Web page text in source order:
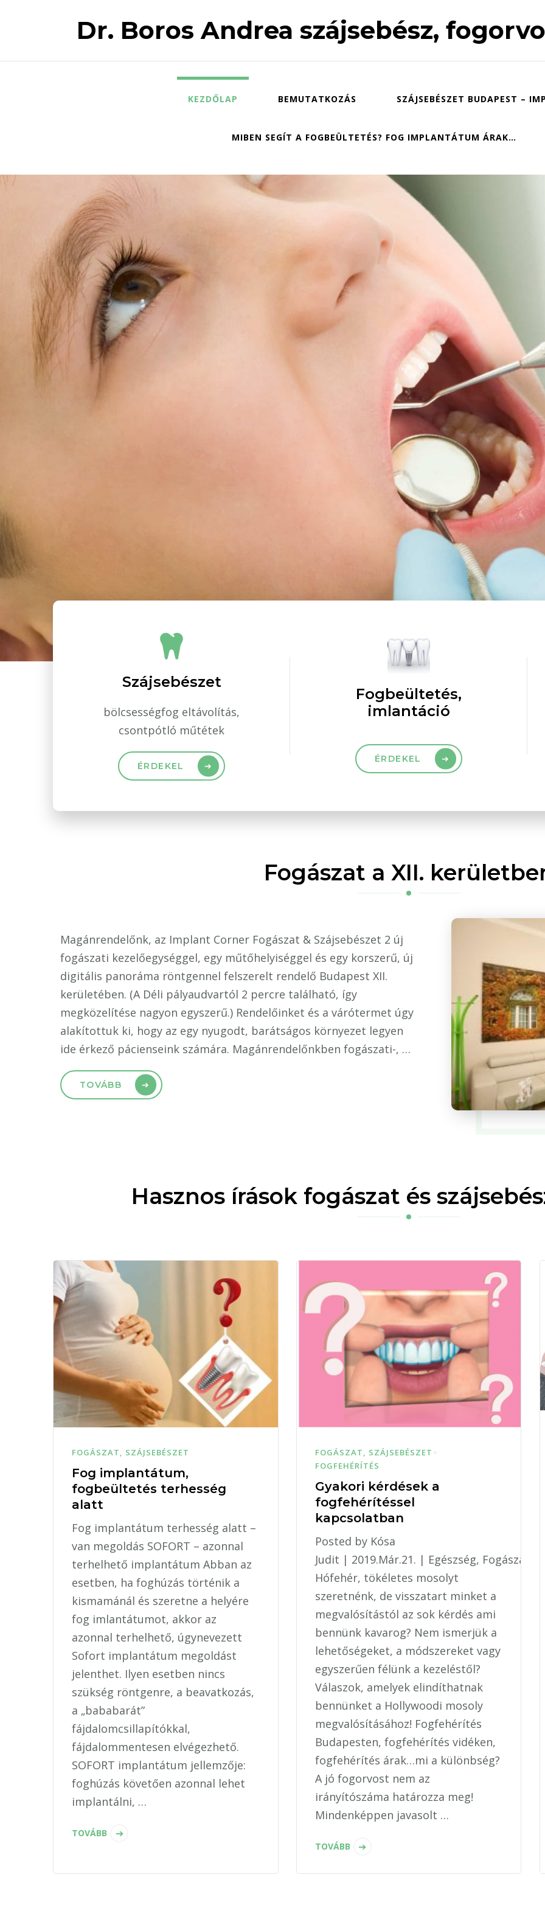
Dr. Boros Andrea szájsebész,
KEZDŐLAP BEMUTATKOZÁS SZÁJSEBÉSZET BUDAPEST –
MIBEN SEGÍT A FOGBEÜLTETÉS? FOG IMPLANTÁTUM ÁRAK…
Szájsebészet
bölcsességfog eltávolítás,
csontpótló műtétek
ÉRDEKEL
Fogbeültetés,
imlantáció
ÉRDEKEL
Fogászat a XII.
Magánrendelőnk, az Implant Corner Fogászat & Szájsebészet 2 új
fogászati kezelőegységgel, egy műtőhelyiséggel és egy korszerű, új
digitális panoráma röntgennel felszerelt rendelő Budapest XII.
kerületében. (A Déli pályaudvartól 2 percre található, így
megközelítése nagyon egyszerű.) Rendelőinket és a várótermet úgy
alakítottuk ki, hogy az egy nyugodt, barátságos környezet legyen
ide érkező pácienseink számára. Magánrendelőnkben fogászati-, …
TOVÁBB
Hasznos írások fogászat és
FOGÁSZAT, SZÁJSEBÉSZET
Fog implantátum,
fogbeültetés terhesség
alatt
Fog implantátum terhesség alatt –
van megoldás SOFORT – azonnal
terhelhető implantátum Abban az
esetben, ha foghúzás történik a
kismamánál és szeretne a helyére
fog imlantátumot, akkor az
azonnal terhelhető, úgynevezett
Sofort implantátum megoldást
jelenthet. Ilyen esetben nincs
szükség röntgenre, a beavatkozás,
a „bababarát”
fájdalomcsillapítókkal,
fájdalommentesen elvégezhető.
SOFORT implantátum jellemzője:
foghúzás követően azonnal lehet
implantálni, …
TOVÁBB
FOGÁSZAT, SZÁJSEBÉSZET
FOGFEHÉRÍTÉS
Gyakori kérdések a
fogfehérítéssel
kapcsolatban
Posted by Kósa
Judit | 2019.Már.21. | Egészség,
Hófehér, tökéletes mosolyt
szeretnénk, de visszatart minket a
megvalósítástól az sok kérdés ami
bennünk kavarog? Nem ismerjük a
lehetőségeket, a módszereket vagy
egyszerűen félünk a kezeléstől?
Válaszok, amelyek elindíthatnak
bennünket a Hollywoodi mosoly
megvalósításához! Fogfehérítés
Budapesten, fogfehérítés vidéken,
fogfehérítés árak…mi a különbség?
A jó fogorvost nem az
irányítószáma határozza meg!
Mindenképpen javasolt …
TOVÁBB